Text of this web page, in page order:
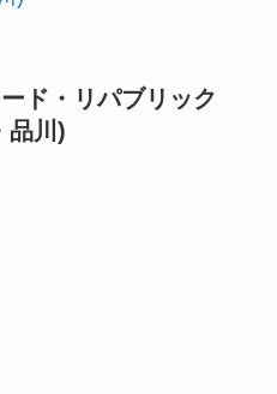
ド・リパブリック
品川)